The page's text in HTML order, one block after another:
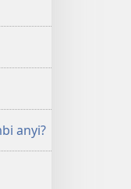
anyi?